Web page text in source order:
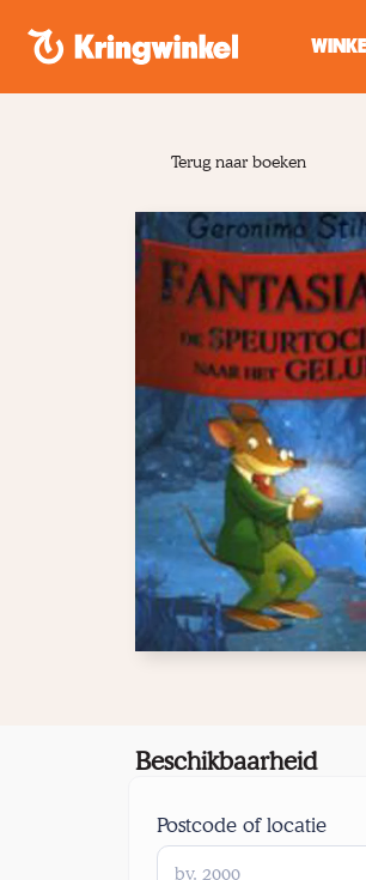
Terug naar boeken
Beschikbaarheid
Postcode of locatie